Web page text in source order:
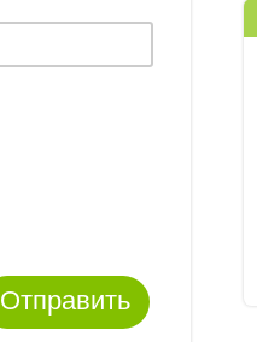
Отправить